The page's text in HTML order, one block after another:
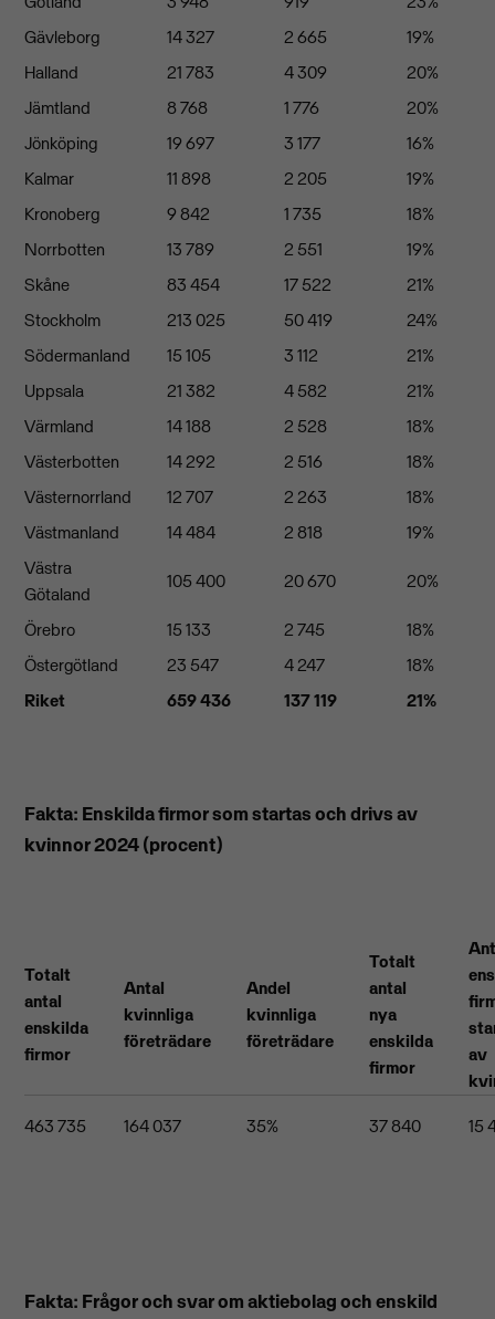
Gävleborg
14 327 2 665
19%
Halland
21 783 4 309
20%
Jämtland
8 768 1 776
20%
Jönköping
19 697 3 177
16%
Kalmar
11 898 2 205
19%
Kronoberg
9 842 1 735
18%
Norrbotten
13 789 2 551
19%
Skåne
83 454 17 522
21%
Stockholm
213 025 50 419
24%
Södermanland
15 105 3 112
21%
Uppsala
21 382 4 582
21%
Värmland
14 188 2 528
18%
Västerbotten
14 292 2 516
18%
Västernorrland
12 707 2 263
18%
Västmanland
14 484 2 818
19%
Västra
Götaland
105 400 20 670 20%
Örebro 15 133 2 745
18%
Östergötland
23 547 4 247
18%
Riket
659 436 137 119 21%
Fakta: Enskilda firmor som startas och drivs av
kvinnor 2024 (procent)
Totalt
antal
enskilda
firmor
Antal
kvinnliga
företrädare
Andel
kvinnliga
företrädare
Totalt
antal
nya
enskilda
firmor
av
463 735 164 037 35% 37 840 15
Fakta: Frågor och svar om aktiebolag och enskild